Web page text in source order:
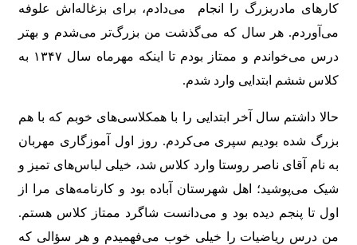
کارهای مادربزرگ را انجام می‌دادم، برای بزغاله‌اش علوفه
می‌آوردم. هر سال که می‌گذشت من بزرگ‌تر می‌شدم و بهتر
درس می‌خواندم و ممتاز بودم تا اینکه مهرماه سال ۱۳۴۷ به
کلاس ششم ابتدایی وارد شدم.
حالا داشتم سال آخر ابتدایی را با همکلاسی‌های خوبم که با هم
بزرگ شده بودیم سپری می‌کردم. روز اول آموزگاری مهربان
به نام آقای ناصر روستا وارد کلاس شد، خیلی لباس‌های تمیز و
شیک می‌پوشید؛ اهل شهرستان آباده بود و کارنامه‌های مرا از
اول تا پنجم دیده بود و می‌دانست شاگرد ممتاز کلاس هستم.
من درس ریاضیات را خیلی خوب می‌فهمیدم و هر سؤالی که